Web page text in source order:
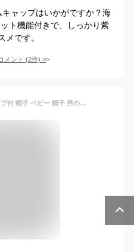
ャップはいかがですか？海
ト機能付きで、しっかり紫
メです。
メント (2件) >
スプラッシュアバウト フラップ付 帽子 ベビー 帽子 男の子 女の子 日よけ uv 紫外線 対策 ハット 日除け サンハット ベビー帽子 UV帽子 保育園 幼稚園 ベビー 水着 スイムキャップ プール 水遊び ベビー キャップ